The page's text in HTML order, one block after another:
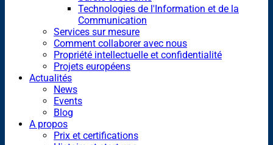
Technologies de l'Information et de la
Communication
Services sur mesure
Comment collaborer avec nous
Propriété intellectuelle et confidentialité
Projets européens
Actualités
News
Events
Blog
A propos
Prix et certifications